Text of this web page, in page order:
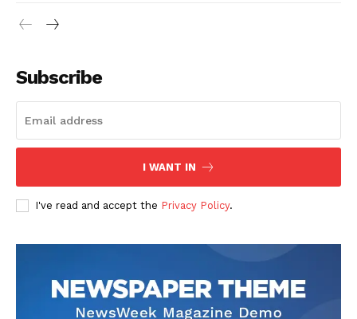
Subscribe
I WANT IN
I've read and accept the Privacy Policy.